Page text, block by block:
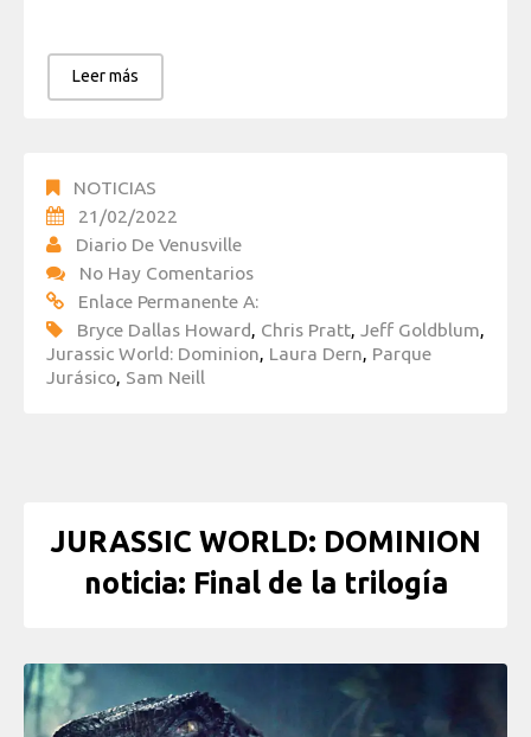
Leer más
NOTICIAS
21/02/2022
Diario De Venusville
No Hay Comentarios
Enlace Permanente A:
Bryce Dallas Howard, Chris Pratt, Jeff Goldblum,
Jurassic World: Dominion, Laura Dern, Parque
Jurásico, Sam Neill
JURASSIC WORLD: DOMINION
noticia: Final de la trilogía